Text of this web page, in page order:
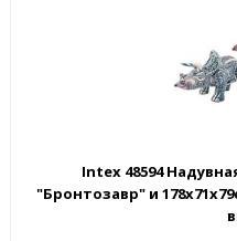
Intex 48594
"Бронтозавр" и